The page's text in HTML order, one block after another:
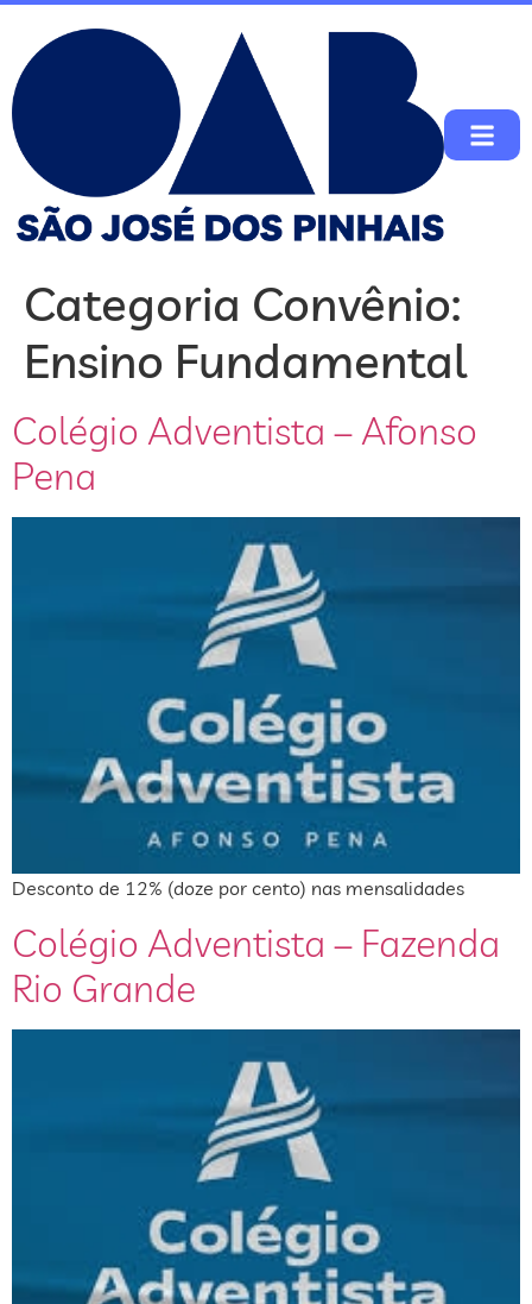
Categoria Convênio:
Ensino Fundamental
Colégio Adventista – Afonso
Pena
Desconto de 12% (doze por cento) nas mensalidades
Colégio Adventista – Fazenda
Rio Grande